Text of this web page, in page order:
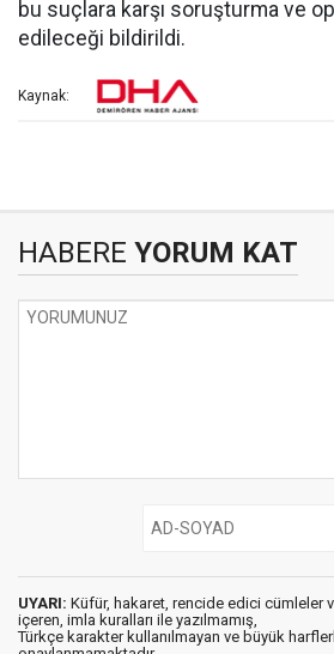
bu suçlara karşı soruşturma ve
edileceği bildirildi.
Kaynak:
HABERE YORUM KAT
UYARI: Küfür, hakaret, rencide edici cümleler
içeren, imla kuralları ile yazılmamış,
Türkçe karakter kullanılmayan ve büyük